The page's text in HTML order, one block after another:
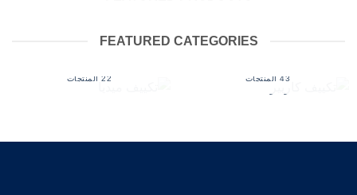
FEATURED CATEGORIES
43 المنتجات 22 المنتجات